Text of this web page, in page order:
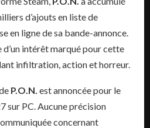
d’ajouts en liste de
en ligne de sa bande-annonce.
intérêt marqué pour cette
infiltration, action et horreur.
P.O.N. est annoncée pour le
sur PC. Aucune précision
concernant